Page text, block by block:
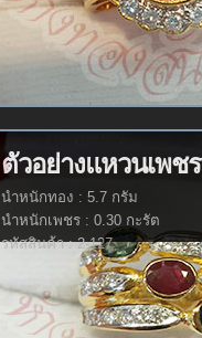
ตัวอย่างแหวนเพชร
นำหนักทอง : 5.7 กรัม
นำหนักเพชร : 0.30 กะรัต
รหัสสินค้า : 2-127